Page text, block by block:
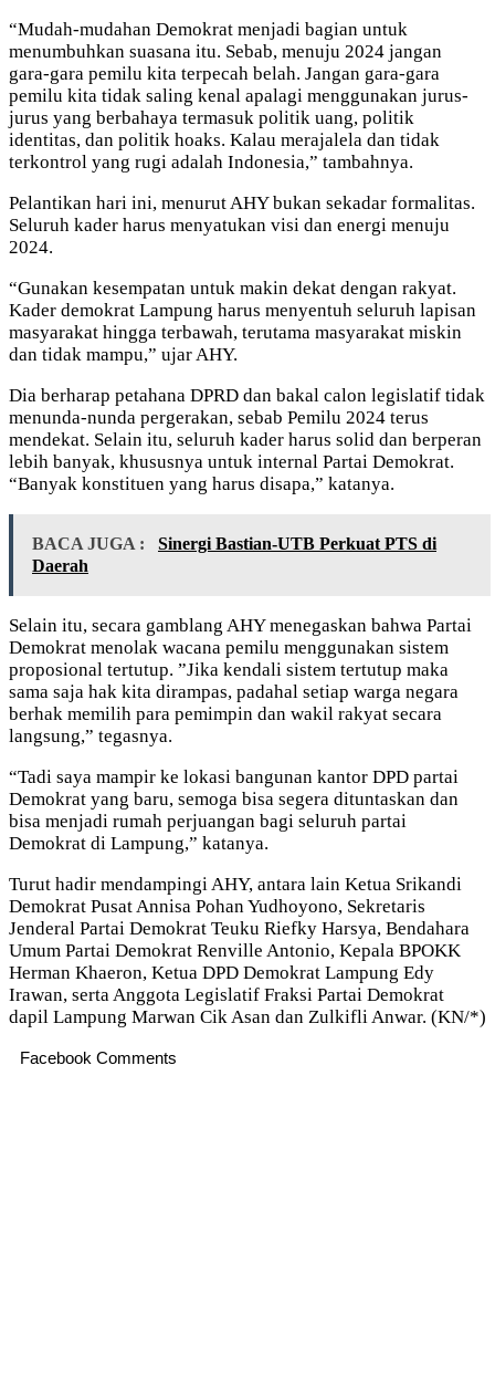
“Mudah-mudahan Demokrat menjadi bagian untuk
menumbuhkan suasana itu. Sebab, menuju 2024 jangan
gara-gara pemilu kita terpecah belah. Jangan gara-gara
pemilu kita tidak saling kenal apalagi menggunakan jurus-
jurus yang berbahaya termasuk politik uang, politik
identitas, dan politik hoaks. Kalau merajalela dan tidak
terkontrol yang rugi adalah Indonesia,” tambahnya.
Pelantikan hari ini, menurut AHY bukan sekadar formalitas.
Seluruh kader harus menyatukan visi dan energi menuju
2024.
“Gunakan kesempatan untuk makin dekat dengan rakyat.
Kader demokrat Lampung harus menyentuh seluruh lapisan
masyarakat hingga terbawah, terutama masyarakat miskin
dan tidak mampu,” ujar AHY.
Dia berharap petahana DPRD dan bakal calon legislatif tidak
menunda-nunda pergerakan, sebab Pemilu 2024 terus
mendekat. Selain itu, seluruh kader harus solid dan berperan
lebih banyak, khususnya untuk internal Partai Demokrat.
“Banyak konstituen yang harus disapa,” katanya.
BACA JUGA :
Sinergi Bastian-UTB Perkuat PTS di
Daerah
Selain itu, secara gamblang AHY menegaskan bahwa Partai
Demokrat menolak wacana pemilu menggunakan sistem
proposional tertutup. ”Jika kendali sistem tertutup maka
sama saja hak kita dirampas, padahal setiap warga negara
berhak memilih para pemimpin dan wakil rakyat secara
langsung,” tegasnya.
“Tadi saya mampir ke lokasi bangunan kantor DPD partai
Demokrat yang baru, semoga bisa segera dituntaskan dan
bisa menjadi rumah perjuangan bagi seluruh partai
Demokrat di Lampung,” katanya.
Turut hadir mendampingi AHY, antara lain Ketua Srikandi
Demokrat Pusat Annisa Pohan Yudhoyono, Sekretaris
Jenderal Partai Demokrat Teuku Riefky Harsya, Bendahara
Umum Partai Demokrat Renville Antonio, Kepala BPOKK
Herman Khaeron, Ketua DPD Demokrat Lampung Edy
Irawan, serta Anggota Legislatif Fraksi Partai Demokrat
dapil Lampung Marwan Cik Asan dan Zulkifli Anwar. (KN/*)
Facebook Comments